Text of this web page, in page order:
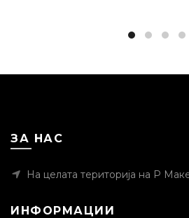
ЗА НАС
На целата територија на Р
ИНФОРМАЦИИ